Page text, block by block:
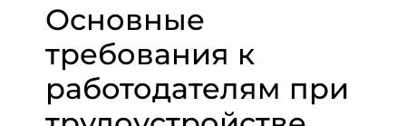
Основные
требования к
работодателям при